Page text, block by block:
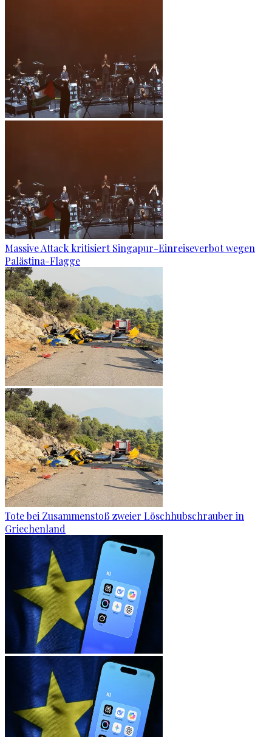
Massive Attack kritisiert Singapur-Einreiseverbot wegen
Palästina-Flagge
Tote bei Zusammenstoß zweier Löschhubschrauber in
Griechenland